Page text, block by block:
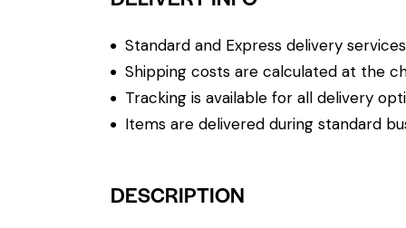
Standard and Express delivery
Shipping costs are calculated at the
Tracking is available for all delivery
Items are delivered during standard
DESCRIPTION